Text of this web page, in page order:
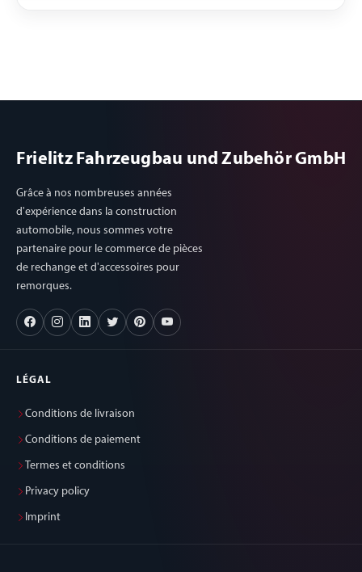
Frielitz Fahrzeugbau und Zubehör GmbH
Grâce à nos nombreuses années
d'expérience dans la construction
automobile, nous sommes votre
partenaire pour le commerce de pièces
de rechange et d'accessoires pour
remorques.
LÉGAL
Conditions de livraison
Conditions de paiement
Termes et conditions
Privacy policy
Imprint